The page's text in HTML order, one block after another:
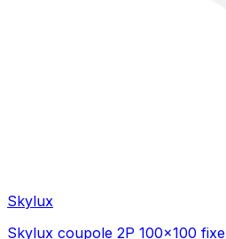
Skylux
Skylux coupole 2P 100x100 fixe